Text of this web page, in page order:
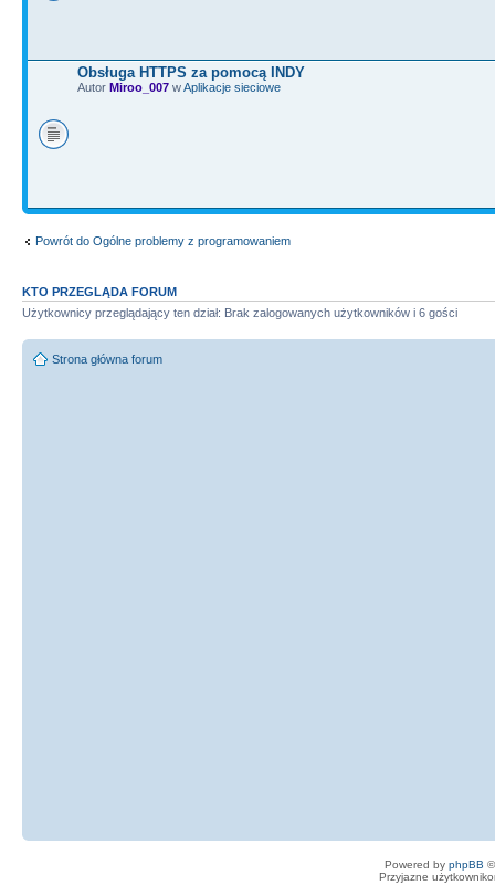
Obsługa HTTPS za pomocą INDY
Autor Miroo_007 wAplikacje sieciowe
Powrót do Ogólne problemy z programowaniem
KTO PRZEGLĄDA FORUM
Użytkownicy przeglądający ten dział: Brak zalogowanych użytkowników i 6 gości
Strona główna forum
Powered by phpBB
Przyjazne